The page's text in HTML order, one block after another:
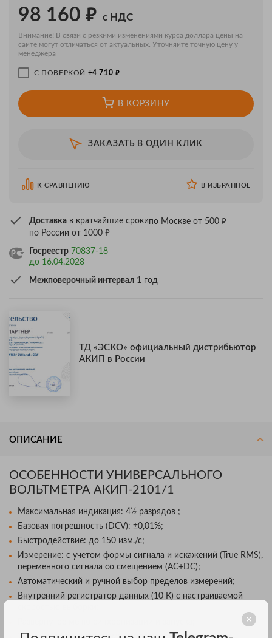
98 160 ₽ с НДС
Внимание! В связи с резкими изменениями курса доллара цены на
сайте могут отличаться от актуальных. Уточняйте точную цену у
менеджера
С ПОВЕРКОЙ +4 710 ₽
В КОРЗИНУ
ЗАКАЗАТЬ В ОДИН КЛИК
К СРАВНЕНИЮ В ИЗБРАННОЕ
Доставка в кратчайшие срокипо Москве от 500 ₽
по России от 1000 ₽
Госреестр 70837-18
до 16.04.2028
Межповерочный интервал 1 год
ТД «ЭСКО» официальный дистрибьютор
АКИП в России
ОПИСАНИЕ
ОСОБЕННОСТИ УНИВЕРСАЛЬНОГО
ВОЛЬТМЕТРА АКИП-2101/1
Максимальная индикация: 4½ разрядов ;
Базовая погрешность (DCV): ±0,01%;
Быстродействие: до 150 изм./с;
Измерение: с учетом формы сигнала и искажений (True RMS),
переменного сигнала со смещением (AC+DC);
Автоматический и ручной выбор пределов измерений;
Внутренний регистратор данных (10 К) с настраиваемой